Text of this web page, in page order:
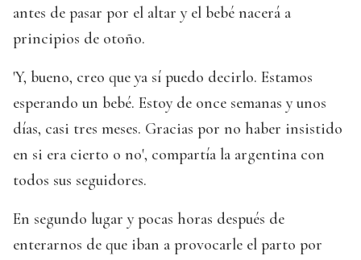
antes de pasar por el altar y el bebé nacerá a
principios de otoño.
'Y, bueno, creo que ya sí puedo decirlo. Estamos
esperando un bebé. Estoy de once semanas y unos
días, casi tres meses. Gracias por no haber insistido
en si era cierto o no', compartía la argentina con
todos sus seguidores.
En segundo lugar y pocas horas después de
enterarnos de que iban a provocarle el parto por